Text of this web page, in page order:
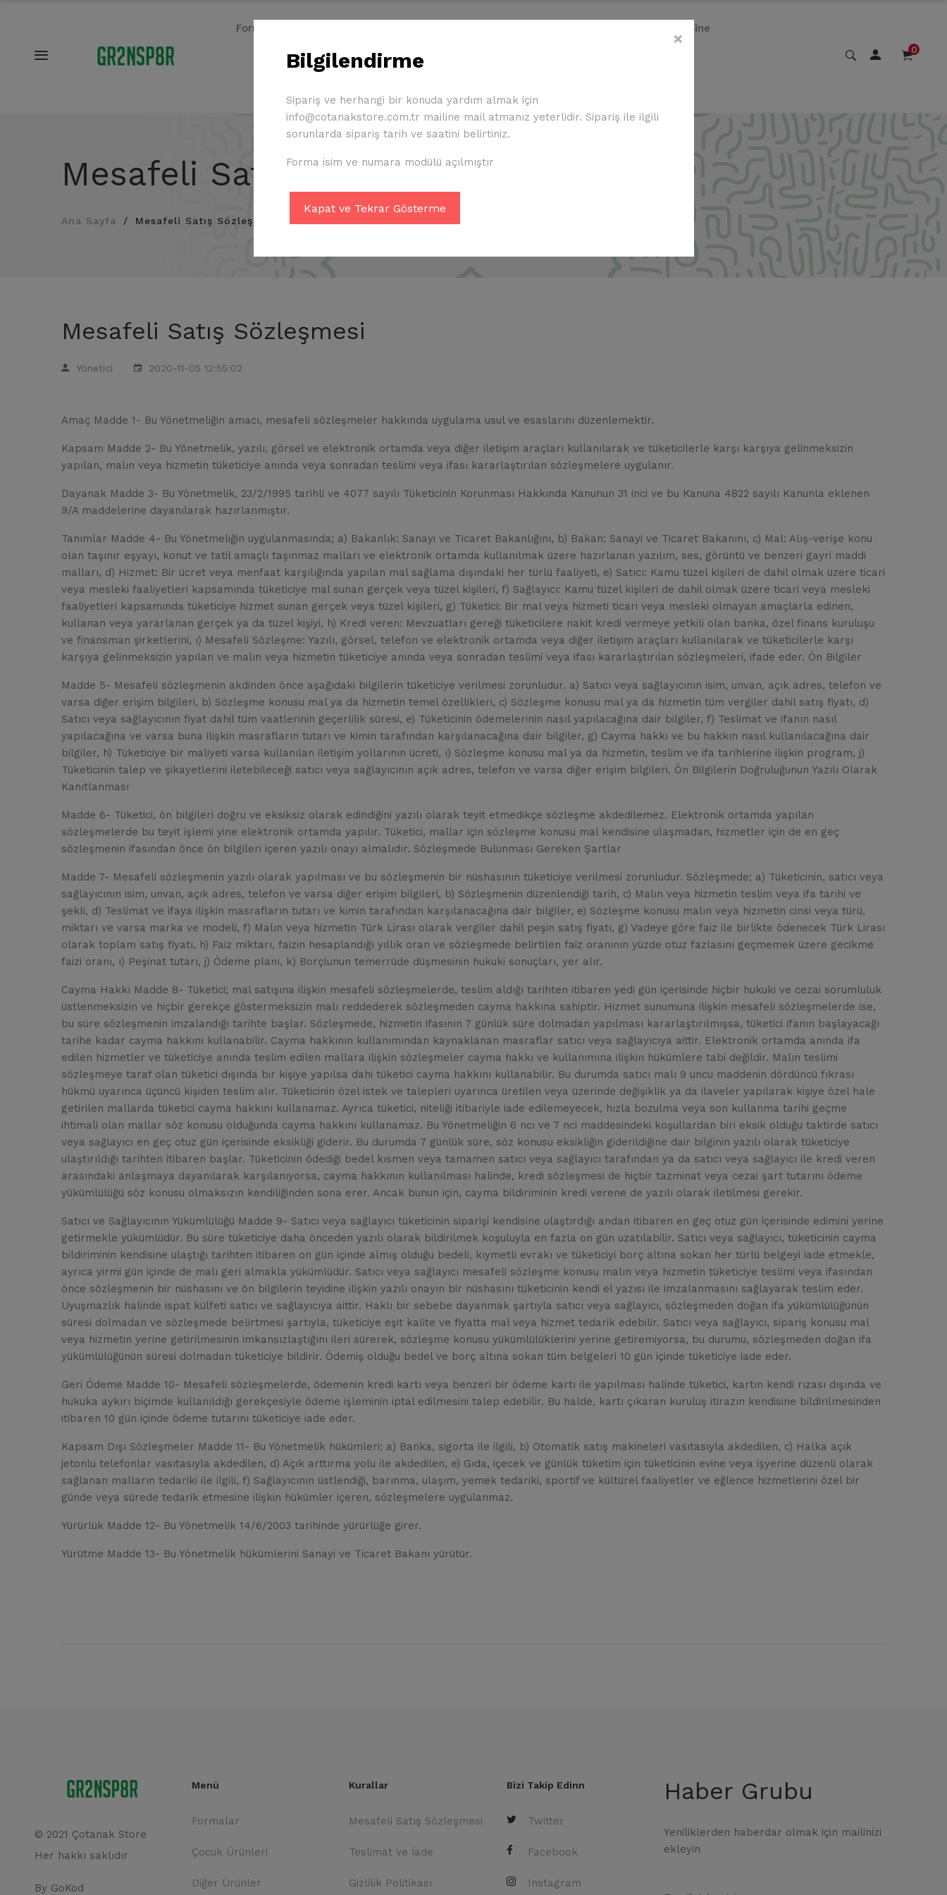
Formalar Kombine
0
Mesafeli Satış Sözleşmesi
Ana Sayfa Mesafeli Satış Sözleşmesi
Mesafeli Satış Sözleşmesi
Yönetici 2020-11-05 12:55:02
Amaç Madde 1- Bu Yönetmeliğin amacı, mesafeli sözleşmeler hakkında uygulama usul ve esaslarını düzenlemektir.
Kapsam Madde 2- Bu Yönetmelik, yazılı, görsel ve elektronik ortamda veya diğer iletişim araçları kullanılarak ve tüketicilerle karşı karşıya gelinmeksizin
yapılan, malın veya hizmetin tüketiciye anında veya sonradan teslimi veya ifası kararlaştırılan sözleşmelere uygulanır.
Dayanak Madde 3- Bu Yönetmelik, 23/2/1995 tarihli ve 4077 sayılı Tüketicinin Korunması Hakkında Kanunun 31 inci ve bu Kanuna 4822 sayılı Kanunla eklenen
9/A maddelerine dayanılarak hazırlanmıştır.
Tanımlar Madde 4- Bu Yönetmeliğin uygulanmasında; a) Bakanlık: Sanayi ve Ticaret Bakanlığını, b) Bakan: Sanayi ve Ticaret Bakanını, c) Mal: Alış-verişe konu
olan taşınır eşyayı, konut ve tatil amaçlı taşınmaz malları ve elektronik ortamda kullanılmak üzere hazırlanan yazılım, ses, görüntü ve benzeri gayri maddi
malları, d) Hizmet: Bir ücret veya menfaat karşılığında yapılan mal sağlama dışındaki her türlü faaliyeti, e) Satıcı: Kamu tüzel kişileri de dahil olmak üzere ticari
veya mesleki faaliyetleri kapsamında tüketiciye mal sunan gerçek veya tüzel kişileri, f) Sağlayıcı: Kamu tüzel kişileri de dahil olmak üzere ticari veya mesleki
faaliyetleri kapsamında tüketiciye hizmet sunan gerçek veya tüzel kişileri, g) Tüketici: Bir mal veya hizmeti ticari veya mesleki olmayan amaçlarla edinen,
kullanan veya yararlanan gerçek ya da tüzel kişiyi, h) Kredi veren: Mevzuatları gereği tüketicilere nakit kredi vermeye yetkili olan banka, özel finans kuruluşu
ve finansman şirketlerini, ı) Mesafeli Sözleşme: Yazılı, görsel, telefon ve elektronik ortamda veya diğer iletişim araçları kullanılarak ve tüketicilerle karşı
karşıya gelinmeksizin yapılan ve malın veya hizmetin tüketiciye anında veya sonradan teslimi veya ifası kararlaştırılan sözleşmeleri, ifade eder. Ön Bilgiler
Madde 5- Mesafeli sözleşmenin akdinden önce aşağıdaki bilgilerin tüketiciye verilmesi zorunludur. a) Satıcı veya sağlayıcının isim, unvan, açık adres, telefon ve
varsa diğer erişim bilgileri, b) Sözleşme konusu mal ya da hizmetin temel özellikleri, c) Sözleşme konusu mal ya da hizmetin tüm vergiler dahil satış fiyatı, d)
Satıcı veya sağlayıcının fiyat dahil tüm vaatlerinin geçerlilik süresi, e) Tüketicinin ödemelerinin nasıl yapılacağına dair bilgiler, f) Teslimat ve ifanın nasıl
yapılacağına ve varsa buna ilişkin masrafların tutarı ve kimin tarafından karşılanacağına dair bilgiler, g) Cayma hakkı ve bu hakkın nasıl kullanılacağına dair
bilgiler, h) Tüketiciye bir maliyeti varsa kullanılan iletişim yollarının ücreti, ı) Sözleşme konusu mal ya da hizmetin, teslim ve ifa tarihlerine ilişkin program, j)
Tüketicinin talep ve şikayetlerini iletebileceği satıcı veya sağlayıcının açık adres, telefon ve varsa diğer erişim bilgileri. Ön Bilgilerin Doğruluğunun Yazılı Olarak
Kanıtlanması
Madde 6- Tüketici, ön bilgileri doğru ve eksiksiz olarak edindiğini yazılı olarak teyit etmedikçe sözleşme akdedilemez. Elektronik ortamda yapılan
sözleşmelerde bu teyit işlemi yine elektronik ortamda yapılır. Tüketici, mallar için sözleşme konusu mal kendisine ulaşmadan, hizmetler için de en geç
sözleşmenin ifasından önce ön bilgileri içeren yazılı onayı almalıdır. Sözleşmede Bulunması Gereken Şartlar
Madde 7- Mesafeli sözleşmenin yazılı olarak yapılması ve bu sözleşmenin bir nüshasının tüketiciye verilmesi zorunludur. Sözleşmede; a) Tüketicinin, satıcı veya
sağlayıcının isim, unvan, açık adres, telefon ve varsa diğer erişim bilgileri, b) Sözleşmenin düzenlendiği tarih, c) Malın veya hizmetin teslim veya ifa tarihi ve
şekli, d) Teslimat ve ifaya ilişkin masrafların tutarı ve kimin tarafından karşılanacağına dair bilgiler, e) Sözleşme konusu malın veya hizmetin cinsi veya türü,
miktarı ve varsa marka ve modeli, f) Malın veya hizmetin Türk Lirası olarak vergiler dahil peşin satış fiyatı, g) Vadeye göre faiz ile birlikte ödenecek Türk Lirası
olarak toplam satış fiyatı, h) Faiz miktarı, faizin hesaplandığı yıllık oran ve sözleşmede belirtilen faiz oranının yüzde otuz fazlasını geçmemek üzere gecikme
faizi oranı, ı) Peşinat tutarı, j) Ödeme planı, k) Borçlunun temerrüde düşmesinin hukuki sonuçları, yer alır.
Cayma Hakkı Madde 8- Tüketici; mal satışına ilişkin mesafeli sözleşmelerde, teslim aldığı tarihten itibaren yedi gün içerisinde hiçbir hukuki ve cezai sorumluluk
üstlenmeksizin ve hiçbir gerekçe göstermeksizin malı reddederek sözleşmeden cayma hakkına sahiptir. Hizmet sunumuna ilişkin mesafeli sözleşmelerde ise,
bu süre sözleşmenin imzalandığı tarihte başlar. Sözleşmede, hizmetin ifasının 7 günlük süre dolmadan yapılması kararlaştırılmışsa, tüketici ifanın başlayacağı
tarihe kadar cayma hakkını kullanabilir. Cayma hakkının kullanımından kaynaklanan masraflar satıcı veya sağlayıcıya aittir. Elektronik ortamda anında ifa
edilen hizmetler ve tüketiciye anında teslim edilen mallara ilişkin sözleşmeler cayma hakkı ve kullanımına ilişkin hükümlere tabi değildir. Malın teslimi
sözleşmeye taraf olan tüketici dışında bir kişiye yapılsa dahi tüketici cayma hakkını kullanabilir. Bu durumda satıcı malı 9 uncu maddenin dördüncü fıkrası
hükmü uyarınca üçüncü kişiden teslim alır. Tüketicinin özel istek ve talepleri uyarınca üretilen veya üzerinde değişiklik ya da ilaveler yapılarak kişiye özel hale
getirilen mallarda tüketici cayma hakkını kullanamaz. Ayrıca tüketici, niteliği itibariyle iade edilemeyecek, hızla bozulma veya son kullanma tarihi geçme
ihtimali olan mallar söz konusu olduğunda cayma hakkını kullanamaz. Bu Yönetmeliğin 6 ncı ve 7 nci maddesindeki koşullardan biri eksik olduğu taktirde satıcı
veya sağlayıcı en geç otuz gün içerisinde eksikliği giderir. Bu durumda 7 günlük süre, söz konusu eksikliğin giderildiğine dair bilginin yazılı olarak tüketiciye
ulaştırıldığı tarihten itibaren başlar. Tüketicinin ödediği bedel kısmen veya tamamen satıcı veya sağlayıcı tarafından ya da satıcı veya sağlayıcı ile kredi veren
arasındaki anlaşmaya dayanılarak karşılanıyorsa, cayma hakkının kullanılması halinde, kredi sözleşmesi de hiçbir tazminat veya cezai şart tutarını ödeme
yükümlülüğü söz konusu olmaksızın kendiliğinden sona erer. Ancak bunun için, cayma bildiriminin kredi verene de yazılı olarak iletilmesi gerekir.
Satıcı ve Sağlayıcının Yükümlülüğü Madde 9- Satıcı veya sağlayıcı tüketicinin siparişi kendisine ulaştırdığı andan itibaren en geç otuz gün içerisinde edimini yerine
getirmekle yükümlüdür. Bu süre tüketiciye daha önceden yazılı olarak bildirilmek koşuluyla en fazla on gün uzatılabilir. Satıcı veya sağlayıcı, tüketicinin cayma
bildiriminin kendisine ulaştığı tarihten itibaren on gün içinde almış olduğu bedeli, kıymetli evrakı ve tüketiciyi borç altına sokan her türlü belgeyi iade etmekle,
ayrıca yirmi gün içinde de malı geri almakla yükümlüdür. Satıcı veya sağlayıcı mesafeli sözleşme konusu malın veya hizmetin tüketiciye teslimi veya ifasından
önce sözleşmenin bir nüshasını ve ön bilgilerin teyidine ilişkin yazılı onayın bir nüshasını tüketicinin kendi el yazısı ile imzalanmasını sağlayarak teslim eder.
Uyuşmazlık halinde ispat külfeti satıcı ve sağlayıcıya aittir. Haklı bir sebebe dayanmak şartıyla satıcı veya sağlayıcı, sözleşmeden doğan ifa yükümlülüğünün
süresi dolmadan ve sözleşmede belirtmesi şartıyla, tüketiciye eşit kalite ve fiyatta mal veya hizmet tedarik edebilir. Satıcı veya sağlayıcı, sipariş konusu mal
veya hizmetin yerine getirilmesinin imkansızlaştığını ileri sürerek, sözleşme konusu yükümlülüklerini yerine getiremiyorsa, bu durumu, sözleşmeden doğan ifa
yükümlülüğünün süresi dolmadan tüketiciye bildirir. Ödemiş olduğu bedel ve borç altına sokan tüm belgeleri 10 gün içinde tüketiciye iade eder.
Geri Ödeme Madde 10- Mesafeli sözleşmelerde, ödemenin kredi kartı veya benzeri bir ödeme kartı ile yapılması halinde tüketici, kartın kendi rızası dışında ve
hukuka aykırı biçimde kullanıldığı gerekçesiyle ödeme işleminin iptal edilmesini talep edebilir. Bu halde, kartı çıkaran kuruluş itirazın kendisine bildirilmesinden
itibaren 10 gün içinde ödeme tutarını tüketiciye iade eder.
Kapsam Dışı Sözleşmeler Madde 11- Bu Yönetmelik hükümleri; a) Banka, sigorta ile ilgili, b) Otomatik satış makineleri vasıtasıyla akdedilen, c) Halka açık
jetonlu telefonlar vasıtasıyla akdedilen, d) Açık arttırma yolu ile akdedilen, e) Gıda, içecek ve günlük tüketim için tüketicinin evine veya işyerine düzenli olarak
sağlanan malların tedariki ile ilgili, f) Sağlayıcının üstlendiği, barınma, ulaşım, yemek tedariki, sportif ve kültürel faaliyetler ve eğlence hizmetlerini özel bir
günde veya sürede tedarik etmesine ilişkin hükümler içeren, sözleşmelere uygulanmaz.
Yürürlük Madde 12- Bu Yönetmelik 14/6/2003 tarihinde yürürlüğe girer.
Yürütme Madde 13- Bu Yönetmelik hükümlerini Sanayi ve Ticaret Bakanı yürütür.
© 2021 Çotanak Store
Her hakkı saklıdır
By GoKod
Menü
Formalar
Çocuk Ürünleri
Diğer Ürünler
Kurallar
Mesafeli Satış Sözleşmesi
Teslimat ve İade
Gizlilik Politikası
Bizi Takip Edinn
Twitter
Facebook
Instagram
Haber Grubu
Yeniliklerden haberdar olmak için mailinizi
ekleyin
Bilgilendirme
×
Sipariş ve herhangi bir konuda yardım almak için
info@cotanakstore.com.tr mailine mail atmanız yeterlidir. Sipariş ile ilgili
sorunlarda sipariş tarih ve saatini belirtiniz.
Forma isim ve numara modülü açılmıştır